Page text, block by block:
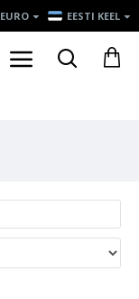
EURO EESTI KEEL